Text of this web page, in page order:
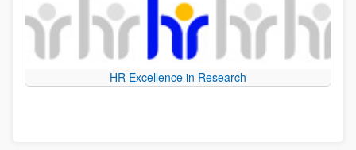
HR Excellence in Research